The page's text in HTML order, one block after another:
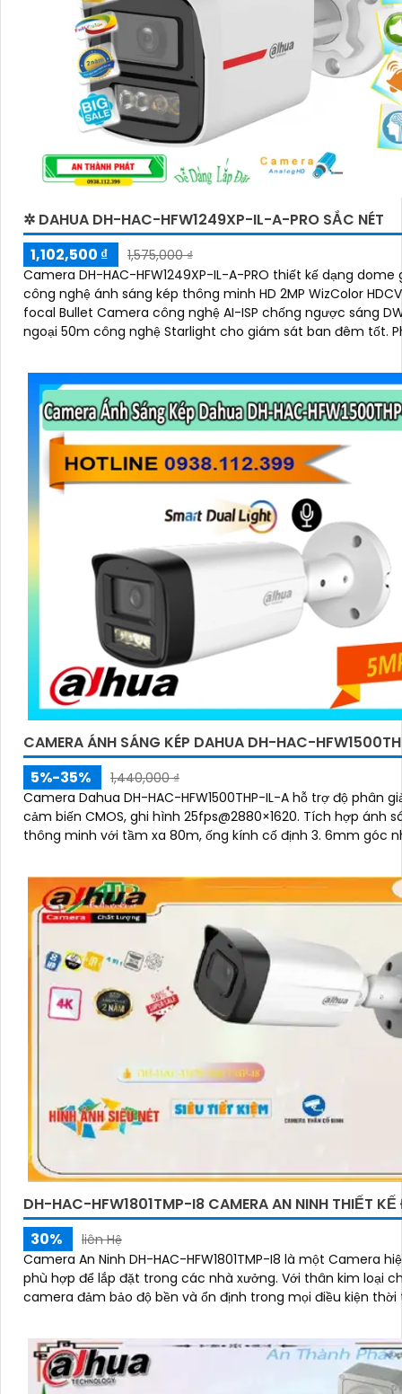
✲ DAHUA DH-HAC-HFW1249XP-IL-A-PRO SẮC NÉT
1,102,500 ₫
1,575,000 ₫
Camera DH-HAC-HFW1249XP-IL-A-PRO thiết kế dạng dome
công nghệ ánh sáng kép thông minh HD 2MP WizColor
focal Bullet Camera công nghệ AI-ISP chống ngược sáng
ngoại 50m công nghệ Starlight cho giám sát ban đêm tốt. Phù hợp
CAMERA ÁNH SÁNG KÉP DAHUA DH-HAC-
5%-35%
1,440,000 ₫
Camera Dahua DH-HAC-HFW1500THP-IL-A hỗ trợ độ phân
cảm biến CMOS, ghi hình 25fps@2880×1620. Tích hợp ánh sáng kép
thông minh với tầm xa 80m, ống kính cố định 3. 6mm góc
DH-HAC-HFW1801TMP-I8 CAMERA AN NINH THIẾT
30%
liên Hệ
Camera An Ninh DH-HAC-HFW1801TMP-I8 là một Camera
phù hợp để lắp đặt trong các nhà xưởng. Với thân kim loại chắc chắn,
camera đảm bảo độ bền và ổn định trong mọi điều kiện thời